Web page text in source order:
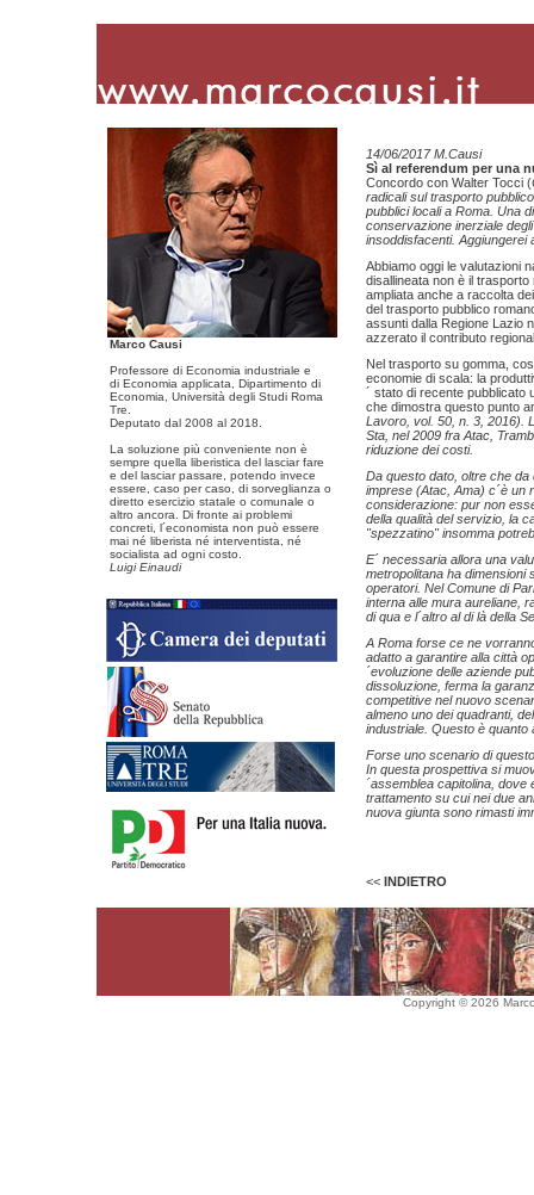
Marco Causi
Professore di Economia industriale e
di Economia applicata, Dipartimento di
Economia, Università degli Studi Roma
Tre.
Deputato dal 2008 al 2018.
La soluzione più conveniente non è
sempre quella liberistica del lasciar fare
e del lasciar passare, potendo invece
essere, caso per caso, di sorveglianza o
diretto esercizio statale o comunale o
altro ancora. Di fronte ai problemi
concreti, l´economista non può essere
mai né liberista né interventista, né
socialista ad ogni costo.
Luigi Einaudi
14/06/2017 M.Causi
Sì al referendum per una
Concordo con Walter Tocci (
radicali sul trasporto
pubblici locali a Roma. Una
conservazione inerziale
insoddisfacenti. Aggiungerei
Abbiamo oggi le valutazioni
disallineata non è il
ampliata anche a raccolta
del trasporto pubblico
assunti dalla Regione Lazio
azzerato il contributo
Nel trasporto su gomma,
economie di scala: la
´ stato di recente pubblicato
che dimostra questo punto
Lavoro, vol. 50, n. 3, 2016).
Sta, nel 2009 fra Atac,
riduzione dei costi.
Da questo dato, oltre che
imprese (Atac, Ama) c´è un
considerazione: pur non
della qualità del servizio, la
"spezzatino" insomma
E´ necessaria allora una
metropolitana ha dimensioni
operatori. Nel Comune di
interna alle mura aureliane,
di qua e l´altro al di là della
A Roma forse ce ne
adatto a garantire alla città
´evoluzione delle aziende
dissoluzione, ferma la
competitive nel nuovo
almeno uno dei quadranti,
industriale. Questo è
Forse uno scenario di
In questa prospettiva si
´assemblea capitolina, dove
trattamento su cui nei due
nuova giunta sono rimasti
<< INDIETRO
Copyright © 2026